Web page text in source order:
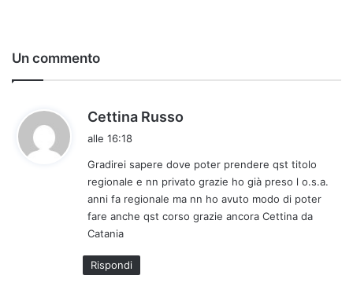
Un commento
Cettina Russo
e
t
t
o
alle 16:18
Gradirei sapere dove poter prendere qst titolo
regionale e nn privato grazie ho già preso l o.s.a.
anni fa regionale ma nn ho avuto modo di poter
fare anche qst corso grazie ancora Cettina da
Catania
Rispondi